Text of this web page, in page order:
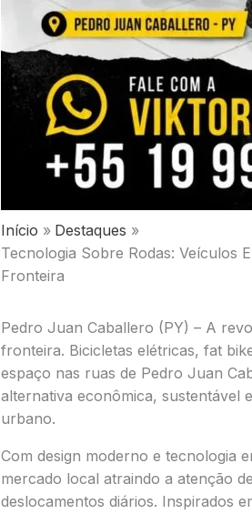
Início
Destaques
Tecnologia Sobre Rodas: Veículos
Fronteira
Pedro Juan Caballero (PY) – A
fronteira. Bicicletas elétricas, fat
espaço nas ruas de Pedro Juan
alternativa econômica, sustentável
urbano.
Com design moderno e tecnologia
mercado local atraindo a atenção
deslocamentos diários. Inspirados